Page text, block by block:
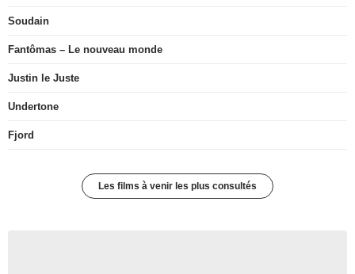
Soudain
Fantômas – Le nouveau monde
Justin le Juste
Undertone
Fjord
Les films à venir les plus consultés